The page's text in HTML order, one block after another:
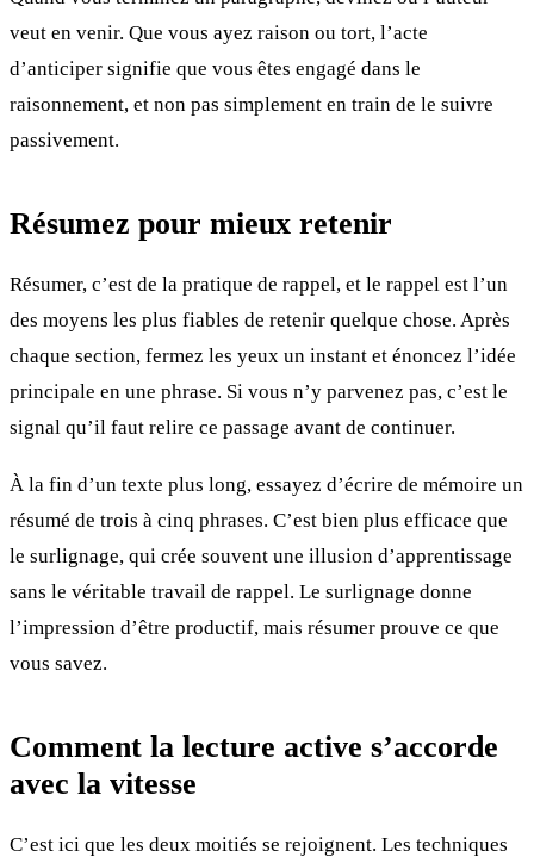
veut en venir. Que vous ayez raison ou tort, l’acte
d’anticiper signifie que vous êtes engagé dans le
raisonnement, et non pas simplement en train de le suivre
passivement.
Résumez pour mieux retenir
Résumer, c’est de la pratique de rappel, et le rappel est l’un
des moyens les plus fiables de retenir quelque chose. Après
chaque section, fermez les yeux un instant et énoncez l’idée
principale en une phrase. Si vous n’y parvenez pas, c’est le
signal qu’il faut relire ce passage avant de continuer.
À la fin d’un texte plus long, essayez d’écrire de mémoire un
résumé de trois à cinq phrases. C’est bien plus efficace que
le surlignage, qui crée souvent une illusion d’apprentissage
sans le véritable travail de rappel. Le surlignage donne
l’impression d’être productif, mais résumer prouve ce que
vous savez.
Comment la lecture active s’accorde
avec la vitesse
C’est ici que les deux moitiés se rejoignent. Les techniques